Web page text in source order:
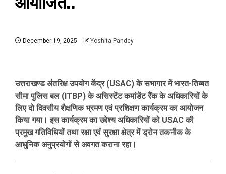
December 19, 2025 Yoshita Pandey
उत्तराखण्ड अंतरिक्ष उपयोग केंद्र (USAC) के सभागार में भारत-तिब्बत
सीमा पुलिस बल (ITBP) के असिस्टेंट कमांडेंट रैंक के अधिकारियों के
लिए दो दिवसीय शैक्षणिक भ्रमण एवं प्रशिक्षण कार्यक्रम का आयोजन
किया गया। इस कार्यक्रम का उद्देश्य अधिकारियों को USAC की
प्रमुख गतिविधियों तथा रक्षा एवं सुरक्षा क्षेत्र में ड्रोन तकनीक के
आधुनिक अनुप्रयोगों से अवगत कराना रहा।